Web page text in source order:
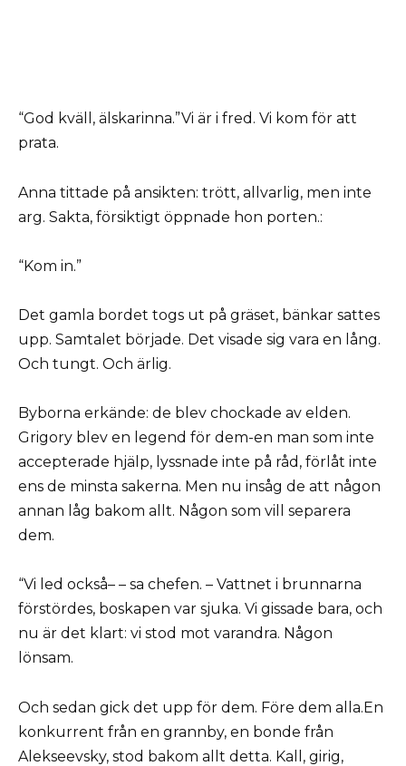
“God kväll, älskarinna.”Vi är i fred. Vi kom för att
prata.
Anna tittade på ansikten: trött, allvarlig, men inte
arg. Sakta, försiktigt öppnade hon porten.:
“Kom in.”
Det gamla bordet togs ut på gräset, bänkar sattes
upp. Samtalet började. Det visade sig vara en lång.
Och tungt. Och ärlig.
Byborna erkände: de blev chockade av elden.
Grigory blev en legend för dem-en man som inte
accepterade hjälp, lyssnade inte på råd, förlåt inte
ens de minsta sakerna. Men nu insåg de att någon
annan låg bakom allt. Någon som vill separera
dem.
“Vi led också– – sa chefen. – Vattnet i brunnarna
förstördes, boskapen var sjuka. Vi gissade bara, och
nu är det klart: vi stod mot varandra. Någon
lönsam.
Och sedan gick det upp för dem. Före dem alla.En
konkurrent från en grannby, en bonde från
Alekseevsky, stod bakom allt detta. Kall, girig,